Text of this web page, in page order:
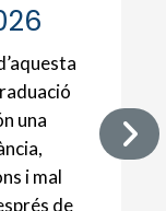
una
i mal
de